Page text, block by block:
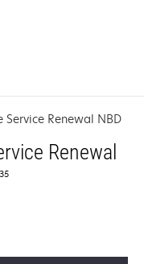
Service Renewal NBD
Renewal